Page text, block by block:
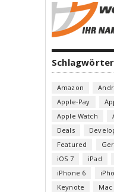
Schlagwörter
Amazon
Apple-Pay
Apple Watch
Deals
Featured
iOS 7
iPad
iPhone 6
Keynote
Mac